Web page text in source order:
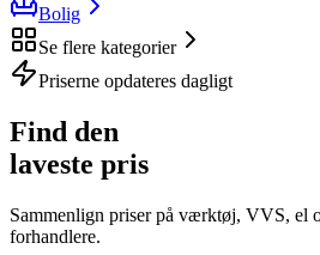
Bolig
Se flere kategorier
Priserne opdateres dagligt
Find den
laveste pris
Sammenlign priser på værktøj, VVS, el
forhandlere.